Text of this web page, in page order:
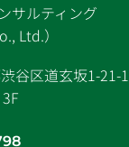
サルティング
Ltd.）
谷区道玄坂1-21-1